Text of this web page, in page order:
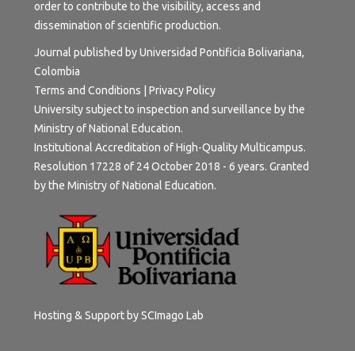
order to contribute to the visibility, access and
dissemination of scientific production.
Journal published by Universidad Pontificia Bolivariana,
Colombia
Terms and Conditions
Privacy Policy
University subject to inspection and surveillance by the
Ministry of National Education.
Institutional Accreditation of High-Quality Multicampus.
Resolution 17228 of 24 October 2018 - 6 years. Granted
by the Ministry of National Education.
Hosting & Support bySCImago Lab